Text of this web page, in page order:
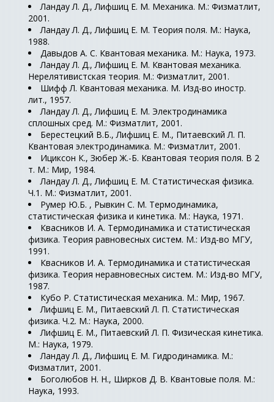
Ландау Л. Д., Лифшиц Е. М. Механика. М.: Физматлит,
2001.
Ландау Л. Д., Лифшиц Е. М. Теория поля. М.: Наука,
1988.
Давыдов А. С. Квантовая механика. М.: Наука, 1973.
Ландау Л. Д., Лифшиц Е. М. Квантовая механика.
Нерелятивистская теория. М.: Физматлит, 2001.
Шифф Л. Квантовая механика. М. Изд-во иностр.
лит., 1957.
Ландау Л. Д., Лифшиц Е. М. Электродинамика
сплошных сред. М.: Физматлит, 2001.
Берестецкий В.Б., Лифшиц Е. М., Питаевский Л. П.
Квантовая электродинамика. М.: Физматлит, 2001.
Ициксон К., Зюбер Ж.-Б. Квантовая теория поля. В 2
т. М.: Мир, 1984.
Ландау Л. Д., Лифшиц Е. М. Статистическая физика.
Ч.1. М.: Физматлит, 2001.
Румер Ю.Б. , Рывкин С. М. Термодинамика,
статистическая физика и кинетика. М.: Наука, 1971.
Квасников И. А. Термодинамика и статистическая
физика. Теория равновесных систем. М.: Изд-во МГУ,
1991.
Квасников И. А. Термодинамика и статистическая
физика. Теория неравновесных систем. М.: Изд-во МГУ,
1987.
Кубо Р. Статистическая механика. М.: Мир, 1967.
Лифшиц Е. М., Питаевский Л. П. Статистическая
физика. Ч.2. М.: Наука, 2000.
Лифшиц Е. М., Питаевский Л. П. Физическая кинетика.
М.: Наука, 1979.
Ландау Л. Д., Лифшиц Е. М. Гидродинамика. М.:
Физматлит, 2001.
Боголюбов Н. Н., Ширков Д. В. Квантовые поля. М.:
Наука, 1993.